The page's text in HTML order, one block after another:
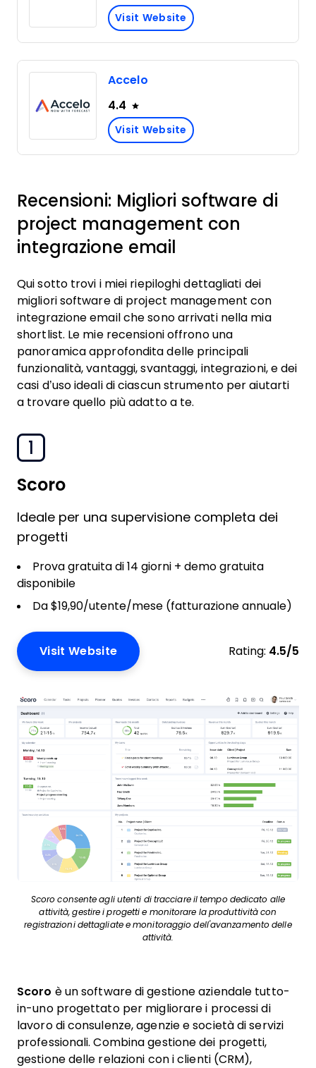
Visit Website
Accelo
4.4
Visit Website
Recensioni: Migliori software di
project management con
integrazione email
Qui sotto trovi i miei riepiloghi dettagliati dei
migliori software di project management con
integrazione email che sono arrivati nella mia
shortlist. Le mie recensioni offrono una
panoramica approfondita delle principali
funzionalità, vantaggi, svantaggi, integrazioni, e dei
casi d’uso ideali di ciascun strumento per aiutarti
a trovare quello più adatto a te.
1
Scoro
Ideale per una supervisione completa dei
progetti​
Prova gratuita di 14 giorni + demo gratuita
disponibile
Da $19,90/utente/mese (fatturazione annuale)
Visit Website Rating: 4.5/5
Scoro consente agli utenti di tracciare il tempo dedicato alle
attività, gestire i progetti e monitorare la produttività con
registrazioni dettagliate e monitoraggio dell'avanzamento delle
attività.
Scoro è un software di gestione aziendale tutto-
in-uno progettato per migliorare i processi di
lavoro di consulenze, agenzie e società di servizi
professionali. Combina gestione dei progetti,
gestione delle relazioni con i clienti (CRM),